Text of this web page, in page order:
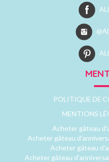
POLITIQUE DE
MENTIONS
Acheter gâteau
Acheter gâteau
Acheter gâteau
Acheter gâteau